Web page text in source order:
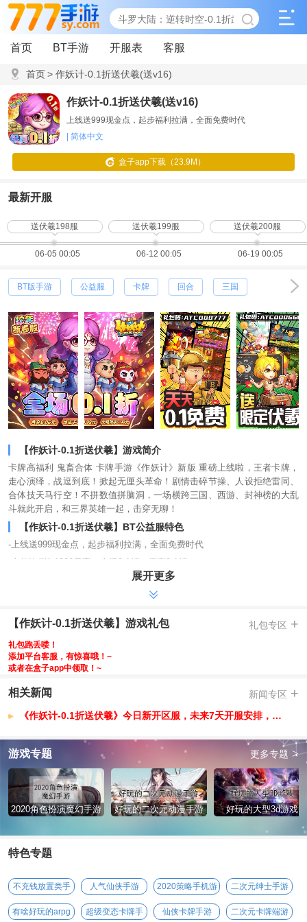
首页 BT手游 开服表 客服
首页> 作妖计-0.1折送伏羲(送v16)
作妖计-0.1折送伏羲(送v16)
上线送999现金点，起步福利拉满，全面免费时代
| 简体中文
盒子app下载（23.9M）
最新开服
送伏羲198服
06-05 00:05
送伏羲199服
06-12 00:05
送伏羲200服
06-19 00:05
BT版手游 公益服 卡牌 回合 三国
【作妖计-0.1折送伏羲】游戏简介
卡牌高福利 鬼畜合体 卡牌手游《作妖计》新版 重磅上线啦，王者卡牌，
走心演绎，战逗到底！掀起无厘头革命！剧情击碎节操、人设拒绝雷同、
合体技天马行空！不拼数值拼脑洞，一场横跨三国、西游、封神榜的大乱
斗就此开启，和三界英雄一起，击穿无聊！
【作妖计-0.1折送伏羲】BT公益服特色
-上线送999现金点，起步福利拉满，全面免费时代
- 充值比例1:1000元宝，全场0.1折，保真0.1折
-无限特权只要5.88，平民爽玩版，送毕业阵容英雄，平民也轻松养毕业将
-免费送顶级英雄伏羲，强力英雄免费送
-白嫖海量现金点，大幅提升现金点的免费获取
-月卡0.25元购买，良心游戏，游戏内有活动免费送顶级英雄伏羲
-线下充值返利，元宝拿到手抽筋，线下活动礼包，让你一步登顶
-线上线下活动双重出击不停歇，福利满满
【作妖计-0.1折送伏羲】VIP介绍
VIP17=1RMB；VIP18=5RMB；VIP19=10RMB
VIP20=12RMB；VIP21=15RMB；VIP22=17RMB
VIP23=20RMB；VIP24=24RMB；VIP25=27RMB
VIP26=30RMB；VIP27=50RMB；SVIP1=70RMB
SVIP2=100RMB；SVIP3=120RMB；SVIP4=140RMB
展开更多
【作妖计-0.1折送伏羲】游戏礼包 礼包专区 +
礼包跑丢喽！
添加平台客服，有惊喜哦！~
或者在盒子app中领取！~
相关新闻 新闻专区 +
《作妖计-0.1折送伏羲》今日新开区服，未来7天开服安排，已开区服
游戏专题 更多专题 >
2020角色扮演魔幻手游 好玩的二次元动漫手游 好玩的大型3d游戏
特色专题
不充钱放置类手
人气仙侠手游
2020策略手机游
二次元绅士手游
有啥好玩的arpg
超级变态卡牌手
仙侠卡牌手游 二次元卡牌端游